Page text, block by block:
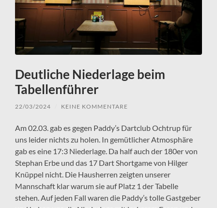
Deutliche Niederlage beim
Tabellenführer
22/03/2024 KEINE KOMMENTARE
Am 02.03. gab es gegen Paddy’s Dartclub Ochtrup für
uns leider nichts zu holen. In gemütlicher Atmosphäre
gab es eine 17:3 Niederlage. Da half auch der 180er von
Stephan Erbe und das 17 Dart Shortgame von Hilger
Knüppel nicht. Die Hausherren zeigten unserer
Mannschaft klar warum sie auf Platz 1 der Tabelle
stehen. Auf jeden Fall waren die Paddy’s tolle Gastgeber